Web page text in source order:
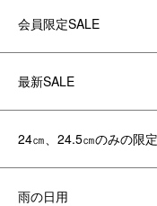
会員限定SALE
最新SALE
24㎝、24.5㎝のみの限
雨の日用